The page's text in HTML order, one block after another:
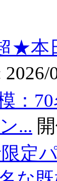
★本
2026/
：
...
定